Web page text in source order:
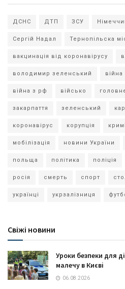
ДСНС ДТП ЗСУ
Сергій Надал Тернопільска
вакцинація від коронавірусу
володимир зеленський війна
війна з рф військо
закарпаття зеленський
коронавірус корупція
мобілізація новини України
польща політика поліція
росія смерть спорт
українці укрзалізниця
Свіжі новини
Уроки безпеки для
малечу в Києві
06.08.2026